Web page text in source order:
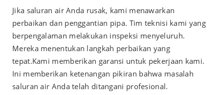
Jika saluran air Anda rusak, kami menawarkan
perbaikan dan penggantian pipa. Tim teknisi kami yang
berpengalaman melakukan inspeksi menyeluruh.
Mereka menentukan langkah perbaikan yang
tepat.Kami memberikan garansi untuk pekerjaan kami.
Ini memberikan ketenangan pikiran bahwa masalah
saluran air Anda telah ditangani profesional.